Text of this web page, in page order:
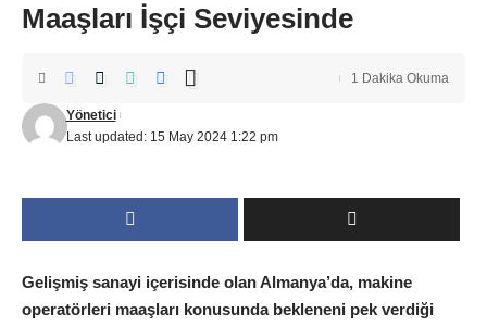
Maaşları İşçi Seviyesinde
Last updated: 15 May 2024 1:22 pm
Yönetici
1 Dakika Okuma
Gelişmiş sanayi içerisinde olan Almanya’da, makine
operatörleri maaşları konusunda bekleneni pek verdiği